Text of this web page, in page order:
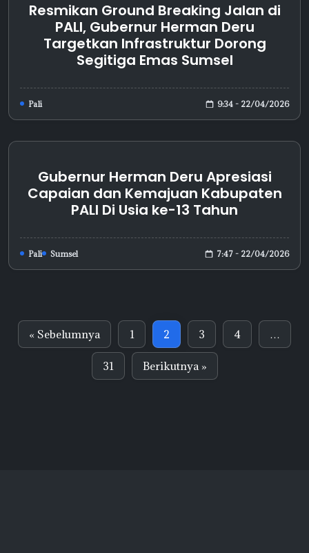
Resmikan Ground Breaking Jalan di
PALI, Gubernur Herman Deru
Targetkan Infrastruktur Dorong
Segitiga Emas Sumsel
Pali 9:34 - 22/04/2026
Gubernur Herman Deru Apresiasi
Capaian dan Kemajuan Kabupaten
PALI Di Usia ke-13 Tahun
Pali Sumsel 7:47 - 22/04/2026
« Sebelumnya 1 2 3 4 …
31 Berikutnya »